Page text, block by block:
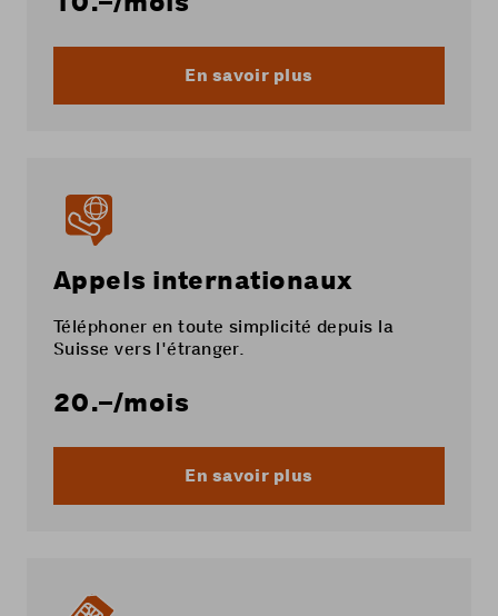
En savoir plus
Appels internationaux
Téléphoner en toute simplicité depuis la
Suisse vers l'étranger.
20.–/mois
En savoir plus